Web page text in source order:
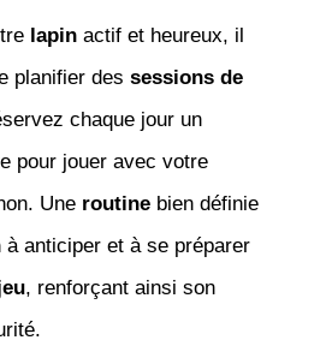
lapinactif et heureux, il
planifier des sessions de
chaque jour un
pour jouer avec votre
Une routinebien définie
à anticiper et à se préparer
, renforçant ainsi son